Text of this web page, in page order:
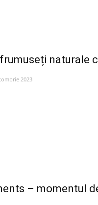
naturale
2023
– momentul